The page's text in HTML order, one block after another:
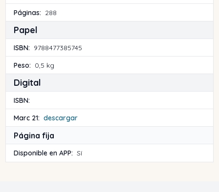
Páginas: 288
Papel
ISBN: 9788477385745
Peso: 0,5 kg
Digital
ISBN:
Marc 21: descargar
Página fija
Disponible en APP: Sí